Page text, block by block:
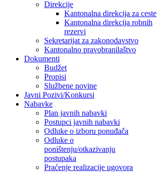
Direkcije
Kantonalna direkcija za ceste
Kantonalna direkcija robnih
rezervi
Sekretarijat za zakonodavstvo
Kantonalno pravobranilaštvo
Dokumenti
Budžet
Propisi
Službene novine
Javni Pozivi/Konkursi
Nabavke
Plan javnih nabavki
Postupci javnih nabavki
Odluke o izboru ponuđača
Odluke o
poništenju/otkazivanju
postupaka
Praćenje realizacije ugovora